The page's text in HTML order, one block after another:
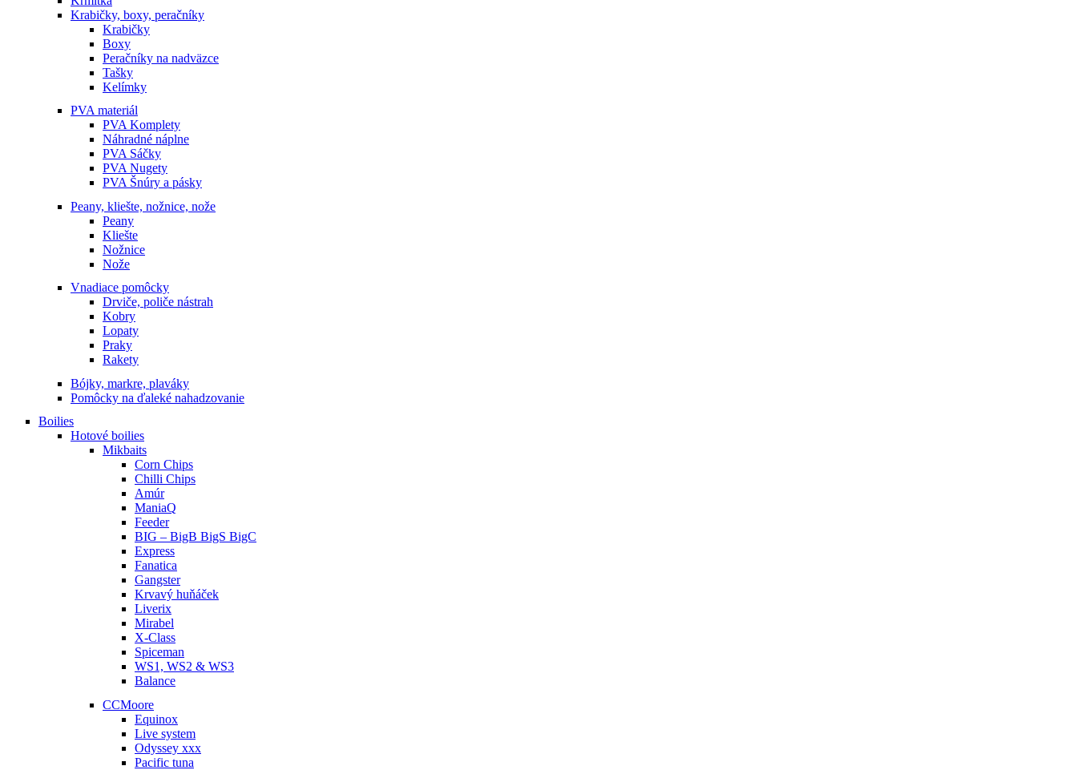
Krabičky, boxy, peračníky
Krabičky
Boxy
Peračníky na nadväzce
Tašky
Kelímky
PVA materiál
PVA Komplety
Náhradné náplne
PVA Sáčky
PVA Nugety
PVA Šnúry a pásky
Peany, kliešte, nožnice, nože
Peany
Kliešte
Nožnice
Nože
Vnadiace pomôcky
Drviče, poliče nástrah
Kobry
Lopaty
Praky
Rakety
Bójky, markre, plaváky
Pomôcky na ďaleké nahadzovanie
Boilies
Hotové boilies
Mikbaits
Corn Chips
Chilli Chips
Amúr
ManiaQ
Feeder
BIG – BigB BigS BigC
Express
Fanatica
Gangster
Krvavý huňáček
Liverix
Mirabel
X-Class
Spiceman
WS1, WS2 & WS3
Balance
CCMoore
Equinox
Live system
Odyssey xxx
Pacific tuna